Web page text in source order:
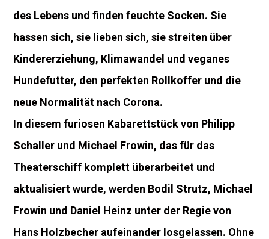
des Lebens und finden feuchte Socken. Sie
hassen sich, sie lieben sich, sie streiten über
Kindererziehung, Klimawandel und veganes
Hundefutter, den perfekten Rollkoffer und die
neue Normalität nach Corona.
In diesem furiosen Kabarettstück von Philipp
Schaller und Michael Frowin, das für das
Theaterschiff komplett überarbeitet und
aktualisiert wurde, werden Bodil Strutz, Michael
Frowin und Daniel Heinz unter der Regie von
Hans Holzbecher aufeinander losgelassen. Ohne